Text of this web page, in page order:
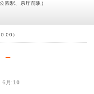
園駅、県庁前駅）
）
－
月:10